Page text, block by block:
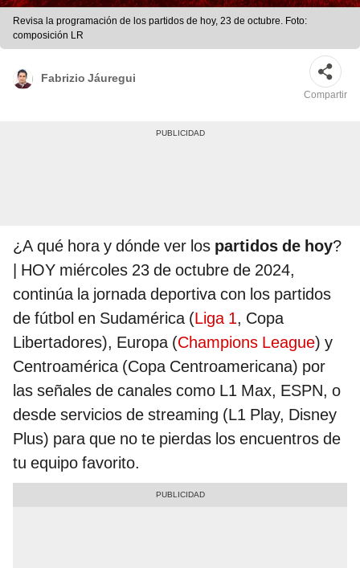
Revisa la programación de los partidos de hoy, 23 de octubre. Foto:
composición LR
Fabrizio Jáuregui
Compartir
¿A qué hora y dónde ver los partidos de hoy?
| HOY miércoles 23 de octubre de 2024,
continúa la jornada deportiva con los partidos
de fútbol en Sudamérica (Liga 1, Copa
Libertadores), Europa (Champions League) y
Centroamérica (Copa Centroamericana) por
las señales de canales como L1 Max, ESPN, o
desde servicios de streaming (L1 Play, Disney
Plus) para que no te pierdas los encuentros de
tu equipo favorito.